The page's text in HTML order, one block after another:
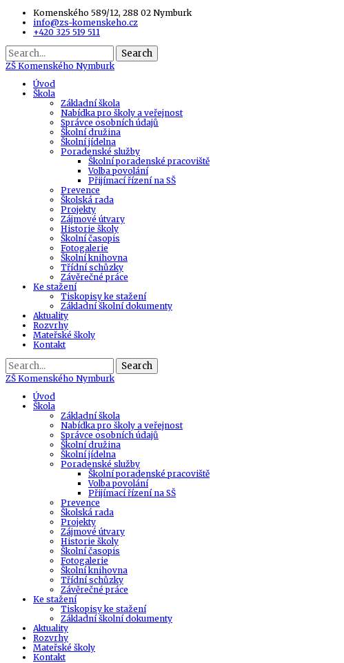
Komenského 589/12, 288 02 Nymburk
info@zs-komenskeho.cz
+420 325 519 511
Search
ZŠ Komenského Nymburk
Úvod
Škola
Základní škola
Nabídka pro školy a veřejnost
Správce osobních údajů
Školní družina
Školní jídelna
Poradenské služby
Školní poradenské pracoviště
Volba povolání
Přijímací řízení na SŠ
Prevence
Školská rada
Projekty
Zájmové útvary
Historie školy
Školní časopis
Fotogalerie
Školní knihovna
Třídní schůzky
Závěrečné práce
Ke stažení
Tiskopisy ke stažení
Základní školní dokumenty
Aktuality
Rozvrhy
Mateřské školy
Kontakt
Search
ZŠ Komenského Nymburk
Úvod
Škola
Základní škola
Nabídka pro školy a veřejnost
Správce osobních údajů
Školní družina
Školní jídelna
Poradenské služby
Školní poradenské pracoviště
Volba povolání
Přijímací řízení na SŠ
Prevence
Školská rada
Projekty
Zájmové útvary
Historie školy
Školní časopis
Fotogalerie
Školní knihovna
Třídní schůzky
Závěrečné práce
Ke stažení
Tiskopisy ke stažení
Základní školní dokumenty
Aktuality
Rozvrhy
Mateřské školy
Kontakt